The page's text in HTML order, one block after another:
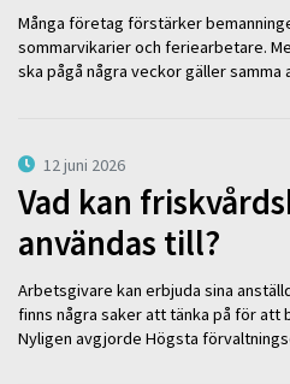
Många företag förstärker
sommarvikarier och feriearbetare.
ska pågå några veckor gäller
12 juni 2026
Vad kan
användas till?
Arbetsgivare kan erbjuda sina
finns några saker att tänka på för
Nyligen avgjorde Högsta